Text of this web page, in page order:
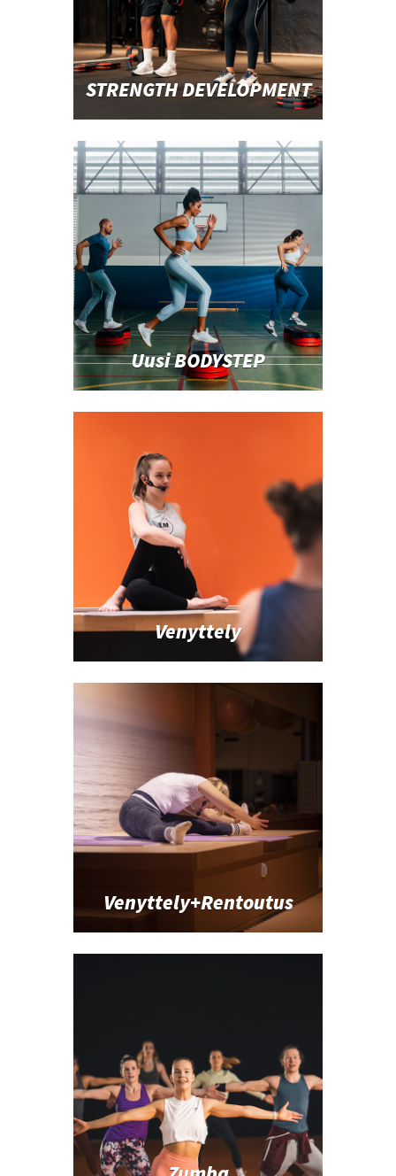
STRENGTH DEVELOPMENT
Uusi BODYSTEP
Venyttely
Venyttely+Rentoutus